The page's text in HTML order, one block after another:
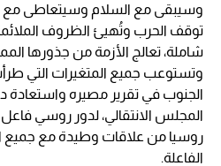
وسيبقى مع السلام وسيتعاطى مع
توقف الحرب وتُهيئ الظروف
وتستوعب جميع المتغيرات التي
الجنوب في تقرير مصيره واستعادة
المجلس الانتقالي، لدور روسي فاعل
روسيا من علاقات وطيدة مع جميع
الفاعلة.